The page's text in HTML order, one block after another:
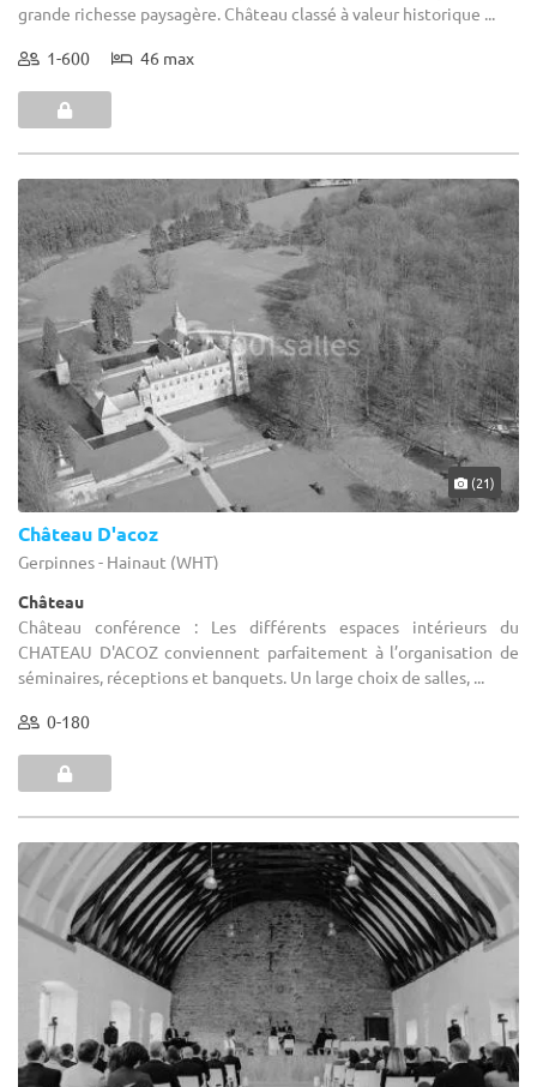
grande richesse paysagère. Château classé à valeur historique ...
1-600 46 max
(21)
Château D'acoz
Gerpinnes - Hainaut (WHT)
Château
Château conférence : Les différents espaces intérieurs du
CHATEAU D'ACOZ conviennent parfaitement à l’organisation de
séminaires, réceptions et banquets. Un large choix de salles, ...
0-180